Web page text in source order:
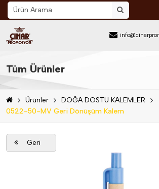
Ana Sayfa
Hakkımızda
Sektör
Mail Order
Tüm Ürünler
Ürünler
DOĞA DOSTU KALEMLER
0522-50-MV Geri Dönüşüm Kalem
Geri